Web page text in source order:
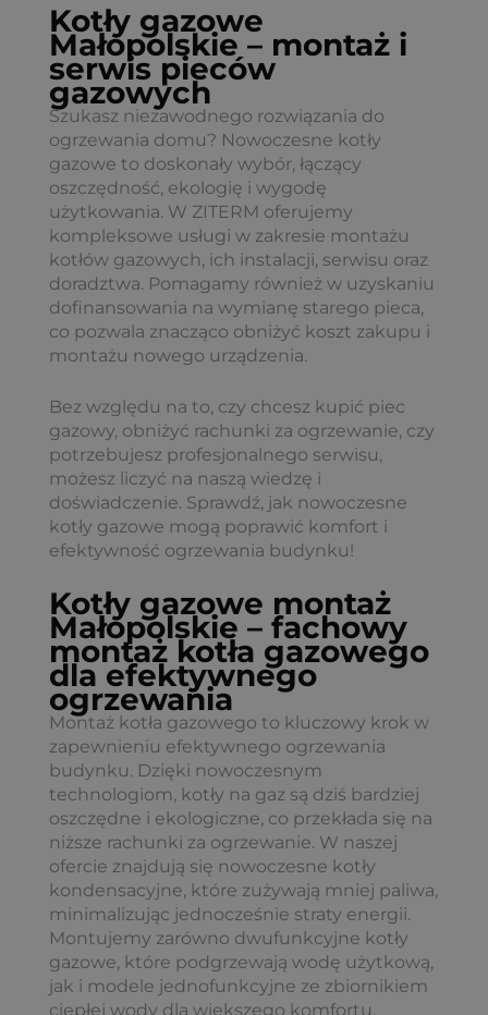
Kotły gazowe
Małopolskie – montaż i
serwis pieców
gazowych
Szukasz niezawodnego rozwiązania do
ogrzewania domu? Nowoczesne kotły
gazowe to doskonały wybór, łączący
oszczędność, ekologię i wygodę
użytkowania. W ZITERM oferujemy
kompleksowe usługi w zakresie montażu
kotłów gazowych, ich instalacji, serwisu oraz
doradztwa. Pomagamy również w uzyskaniu
dofinansowania na wymianę starego pieca,
co pozwala znacząco obniżyć koszt zakupu i
montażu nowego urządzenia.
Bez względu na to, czy chcesz kupić piec
gazowy, obniżyć rachunki za ogrzewanie, czy
potrzebujesz profesjonalnego serwisu,
możesz liczyć na naszą wiedzę i
doświadczenie. Sprawdź, jak nowoczesne
kotły gazowe mogą poprawić komfort i
efektywność ogrzewania budynku!
Kotły gazowe montaż
Małopolskie – fachowy
montaż kotła gazowego
dla efektywnego
ogrzewania
Montaż kotła gazowego to kluczowy krok w
zapewnieniu efektywnego ogrzewania
budynku. Dzięki nowoczesnym
technologiom, kotły na gaz są dziś bardziej
oszczędne i ekologiczne, co przekłada się na
niższe rachunki za ogrzewanie. W naszej
ofercie znajdują się nowoczesne kotły
kondensacyjne, które zużywają mniej paliwa,
minimalizując jednocześnie straty energii.
Montujemy zarówno dwufunkcyjne kotły
gazowe, które podgrzewają wodę użytkową,
jak i modele jednofunkcyjne ze zbiornikiem
ciepłej wody dla większego komfortu.